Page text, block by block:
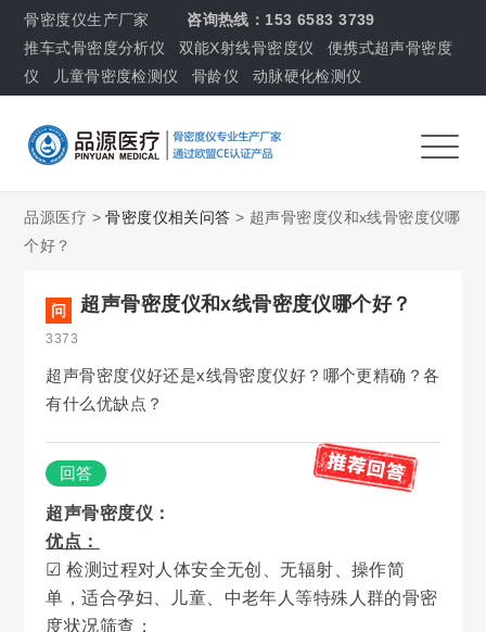
骨密度仪生产厂家
咨询热线：153 6583 3739
推车式骨密度分析仪
双能X射线骨密度仪
便携式超声骨密度
仪
儿童骨密度检测仪 骨龄仪 动脉硬化检测仪
品源医疗 > 骨密度仪相关问答 > 超声骨密度仪和x线骨密度仪哪
个好？
问 超声骨密度仪和x线骨密度仪哪个好？
3373
超声骨密度仪好还是x线骨密度仪好？哪个更精确？各
有什么优缺点？
回答
超声骨密度仪：
优点：
☑ 检测过程对人体安全无创、无辐射、操作简
单，适合孕妇、儿童、中老年人等特殊人群的骨密
度状况筛查；